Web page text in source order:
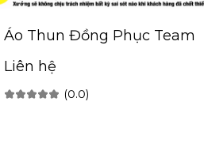
Áo Thun Đồng Phục Team
Liên hệ
(0.0)